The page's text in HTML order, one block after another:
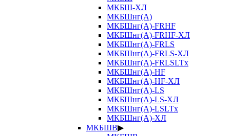
МКБШ-ХЛ
МКБШнг(А)
МКБШнг(А)-FRHF
МКБШнг(А)-FRHF-ХЛ
МКБШнг(А)-FRLS
МКБШнг(А)-FRLS-ХЛ
МКБШнг(А)-FRLSLTx
МКБШнг(А)-HF
МКБШнг(А)-HF-ХЛ
МКБШнг(А)-LS
МКБШнг(А)-LS-ХЛ
МКБШнг(А)-LSLTx
МКБШнг(А)-ХЛ
МКБШВ▶